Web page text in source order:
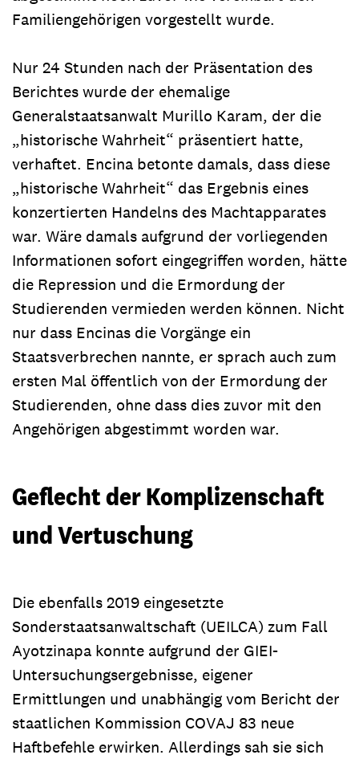
Familiengehörigen vorgestellt wurde.
Nur 24 Stunden nach der Präsentation des
Berichtes wurde der ehemalige
Generalstaatsanwalt Murillo Karam, der die
„historische Wahrheit“ präsentiert hatte,
verhaftet. Encina betonte damals, dass diese
„historische Wahrheit“ das Ergebnis eines
konzertierten Handelns des Machtapparates
war. Wäre damals aufgrund der vorliegenden
Informationen sofort eingegriffen worden, hätte
die Repression und die Ermordung der
Studierenden vermieden werden können. Nicht
nur dass Encinas die Vorgänge ein
Staatsverbrechen nannte, er sprach auch zum
ersten Mal öffentlich von der Ermordung der
Studierenden, ohne dass dies zuvor mit den
Angehörigen abgestimmt worden war.
Geflecht der Komplizenschaft
und Vertuschung
Die ebenfalls 2019 eingesetzte
Sonderstaatsanwaltschaft (UEILCA) zum Fall
Ayotzinapa konnte aufgrund der GIEI-
Untersuchungsergebnisse, eigener
Ermittlungen und unabhängig vom Bericht der
staatlichen Kommission COVAJ 83 neue
Haftbefehle erwirken. Allerdings sah sie sich